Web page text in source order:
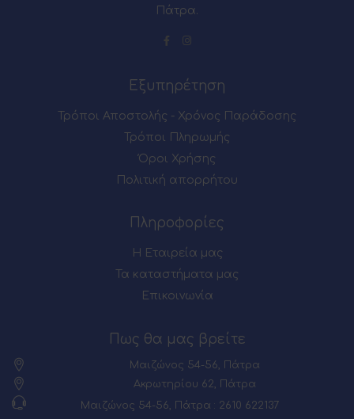
Πάτρα.
Εξυπηρέτηση
Τρόποι Αποστολής - Χρόνος Παράδοσης
Τρόποι Πληρωμής
Όροι Χρήσης
Πολιτική απορρήτου
Πληροφορίες
Η Εταιρεία μας
Τα καταστήματα μας
Επικοινωνία
Πως θα μας βρείτε
Μαιζώνος 54-56, Πάτρα
Ακρωτηρίου 62, Πάτρα
Μαιζώνος 54-56, Πάτρα : 2610 622137